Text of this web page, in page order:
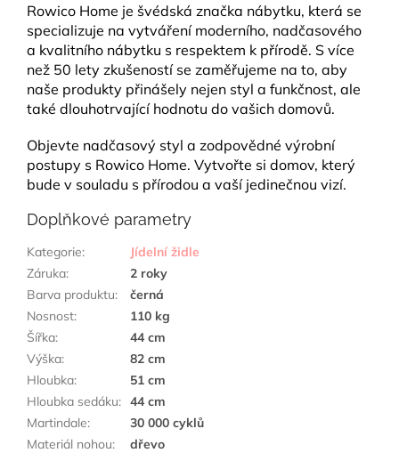
Rowico Home je švédská značka nábytku, která se
specializuje na vytváření moderního, nadčasového
a kvalitního nábytku s respektem k přírodě. S více
než 50 lety zkušeností se zaměřujeme na to, aby
naše produkty přinášely nejen styl a funkčnost, ale
také dlouhotrvající hodnotu do vašich domovů.
Objevte nadčasový styl a zodpovědné výrobní
postupy s Rowico Home. Vytvořte si domov, který
bude v souladu s přírodou a vaší jedinečnou vizí.
Doplňkové parametry
Kategorie:
Jídelní židle
Záruka:
2 roky
Barva produktu:
černá
Nosnost:
110 kg
Šířka:
44 cm
Výška:
82 cm
Hloubka:
51 cm
Hloubka sedáku: 44 cm
Martindale:
30 000 cyklů
Materiál nohou:
dřevo